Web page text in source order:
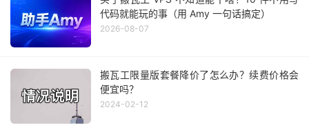
代码就能玩的事（用 Amy 一句话搞定）
2026-08-07
搬瓦工限量版套餐降价了怎么办？续费价格会
便宜吗？
2024-02-12